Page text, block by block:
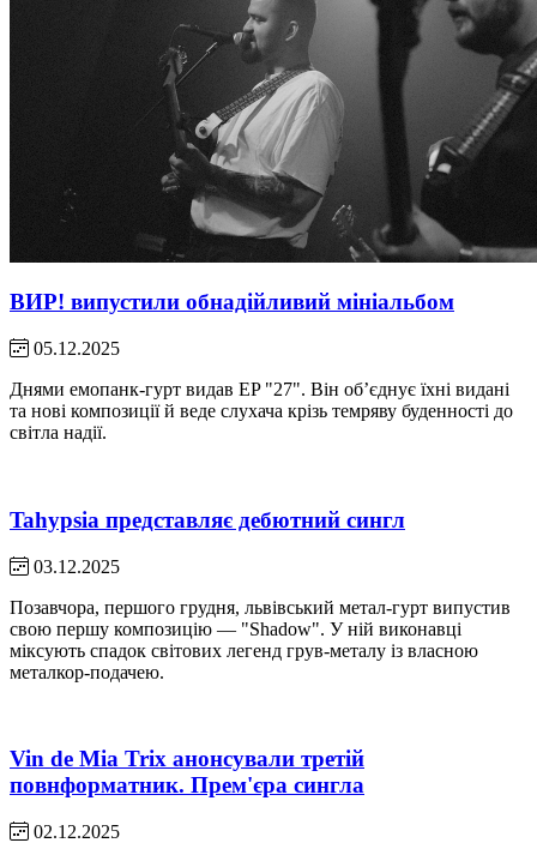
ВИР! випустили обнадійливий мініальбом
05.12.2025
Днями емопанк-гурт видав EP "27". Він обʼєднує їхні видані
та нові композиції й веде слухача крізь темряву буденності до
світла надії.
Tahypsia представляє дебютний сингл
03.12.2025
Позавчора, першого грудня, львівський метал-гурт випустив
свою першу композицію — "Shadow". У ній виконавці
міксують спадок світових легенд грув-металу із власною
металкор-подачею.
Vin de Mia Trix анонсували третій
повнформатник. Прем'єра сингла
02.12.2025